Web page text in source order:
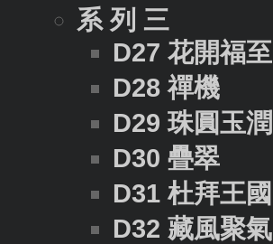
系 列 三
D27 花開福至
D28 禪機
D29 珠圓玉潤
D30 疊翠
D31 杜拜王國
D32 藏風聚氣